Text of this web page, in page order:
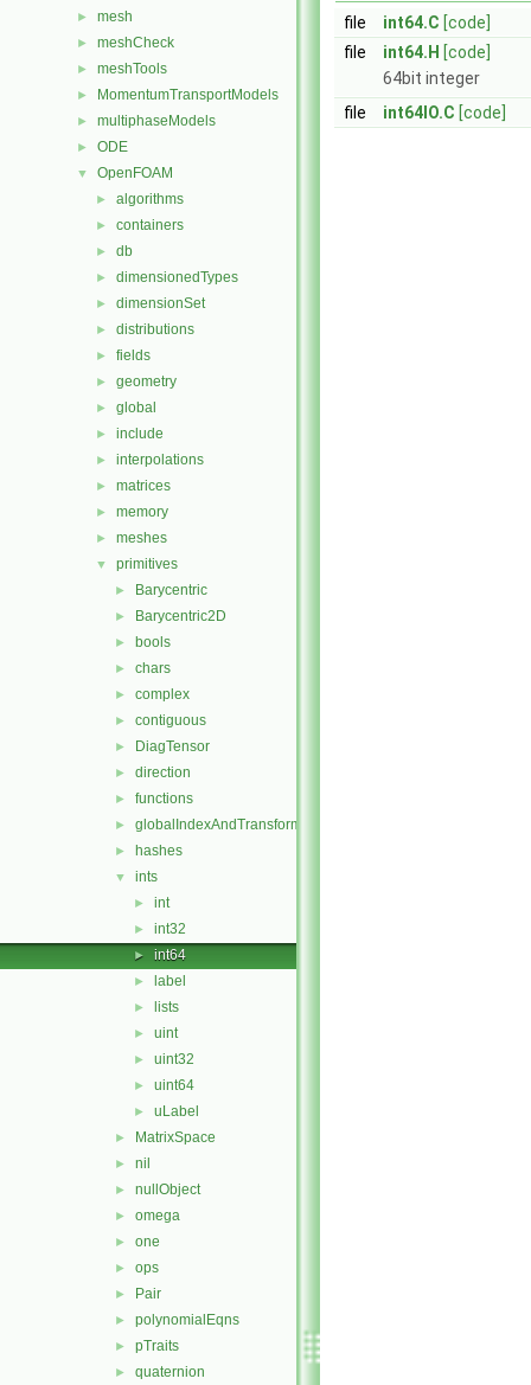
► mesh
► meshCheck
► meshTools
► MomentumTransportModels
► multiphaseModels
► ODE
▼ OpenFOAM
► algorithms
► containers
► db
► dimensionedTypes
► dimensionSet
► distributions
► fields
► geometry
► global
► include
► interpolations
► matrices
► memory
► meshes
▼ primitives
► Barycentric
► Barycentric2D
► bools
► chars
► complex
► contiguous
► DiagTensor
► direction
► functions
► globalIndexAndTransform
► hashes
▼ ints
► int
► int32
► int64
► label
► lists
► uint
► uint32
► uint64
► uLabel
► MatrixSpace
► nil
► nullObject
► omega
► one
► ops
► Pair
► polynomialEqns
► pTraits
► quaternion
file int64.C [code]
file
int64.H [code]
64bit integer
file
int64IO.C [code]